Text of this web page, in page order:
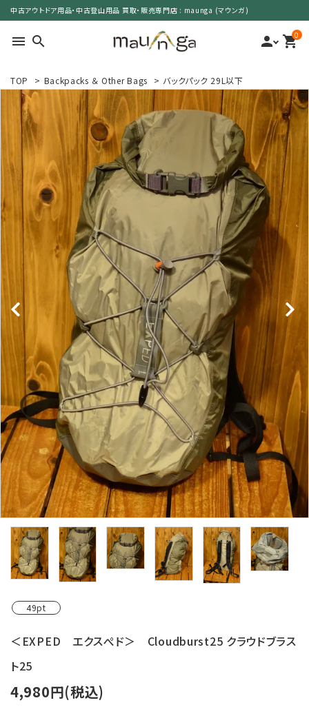
中古アウトドア用品・中古登山用品 買取・販売専門店 : maunga (マウンガ)
menu search person 0
shopping_cart
search
カテゴリーで選ぶ
サイズで選ぶ
特集で選ぶ
価格で選ぶ
レンタル・修理
店舗情報
POLICY
INFORMATION
ACCOUNT MENU
ようこそ ゲスト 様
meeting_room ログイン person 新規会員登録
TOP > Backpacks ＆ Other Bags > バックパック 29L以下
49pt
＜EXPED エクスぺド＞ Cloudburst25 クラウドブラス
ト25
4,980円(税込)